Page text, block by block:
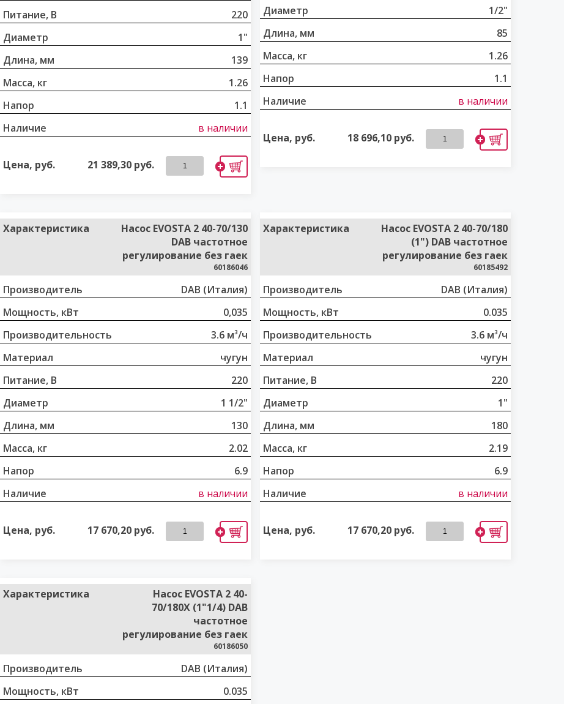
Питание, В
220
Диаметр
1"
Длина, мм
139
Масса, кг
1.26
Напор
1.1
Наличие
в наличии
Цена, руб. 21 389,30 руб.
Диаметр
1/2"
Длина, мм
85
Масса, кг
1.26
Напор
1.1
Наличие
в наличии
Цена, руб. 18 696,10 руб.
Характеристика
Насос EVOSTA 2 40-70/130
DAB частотное
регулирование без гаек
60186046
Производитель
DAB (Италия)
Мощность, кВт
0,035
Производительность
3.6 м³/ч
Материал
чугун
Питание, В
220
Диаметр
1 1/2"
Длина, мм
130
Масса, кг
2.02
Напор
6.9
Наличие
в наличии
Цена, руб. 17 670,20 руб.
Характеристика
Насос EVOSTA 2 40-70/180
(1") DAB частотное
регулирование без гаек
60185492
Производитель
DAB (Италия)
Мощность, кВт
0.035
Производительность
3.6 м³/ч
Материал
чугун
Питание, В
220
Диаметр
1"
Длина, мм
180
Масса, кг
2.19
Напор
6.9
Наличие
в наличии
Цена, руб. 17 670,20 руб.
Характеристика
Насос EVOSTA 2 40-
70/180X (1"1/4) DAB
частотное
регулирование без гаек
60186050
Производитель
DAB (Италия)
Мощность, кВт
0.035